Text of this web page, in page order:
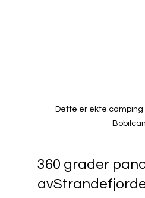
Dette er ekte
360 grader